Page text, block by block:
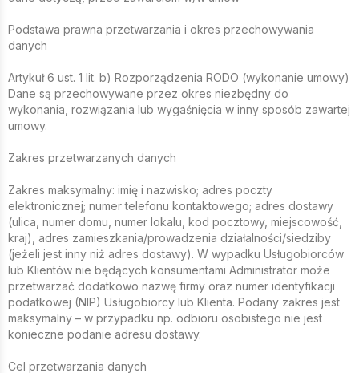
Podstawa prawna przetwarzania i okres przechowywania
danych
Artykuł 6 ust. 1 lit. b) Rozporządzenia RODO (wykonanie umowy)
Dane są przechowywane przez okres niezbędny do
wykonania, rozwiązania lub wygaśnięcia w inny sposób zawartej
umowy.
Zakres przetwarzanych danych
Zakres maksymalny: imię i nazwisko; adres poczty
elektronicznej; numer telefonu kontaktowego; adres dostawy
(ulica, numer domu, numer lokalu, kod pocztowy, miejscowość,
kraj), adres zamieszkania/prowadzenia działalności/siedziby
(jeżeli jest inny niż adres dostawy). W wypadku Usługobiorców
lub Klientów nie będących konsumentami Administrator może
przetwarzać dodatkowo nazwę firmy oraz numer identyfikacji
podatkowej (NIP) Usługobiorcy lub Klienta. Podany zakres jest
maksymalny – w przypadku np. odbioru osobistego nie jest
konieczne podanie adresu dostawy.
Cel przetwarzania danych